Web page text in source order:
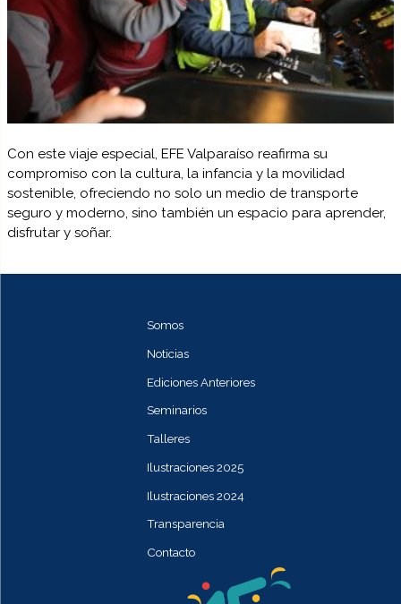
Con este viaje especial,EFE Valparaíso reafirma su
compromiso con la cultura, la infancia y la movilidad
sostenible, ofreciendo no solo un medio de transporte
seguro y moderno, sino también un espacio para aprender,
disfrutar y soñar.
Somos
Noticias
Ediciones Anteriores
Seminarios
Talleres
Ilustraciones 2025
Ilustraciones 2024
Transparencia
Contacto